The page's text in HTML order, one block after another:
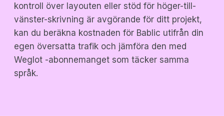
kontroll över layouten eller stöd för höger-till-
vänster-skrivning är avgörande för ditt projekt,
kan du beräkna kostnaden för Bablic utifrån din
egen översatta trafik och jämföra den med
Weglot -abonnemanget som täcker samma
språk.